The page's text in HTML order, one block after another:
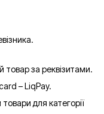
товар за реквізитами.
– LiqPay.
для категорії